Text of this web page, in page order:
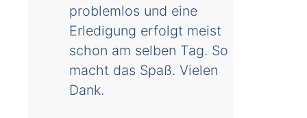
problemlos und eine
Erledigung erfolgt meist
schon am selben Tag. So
macht das Spaß. Vielen
Dank.